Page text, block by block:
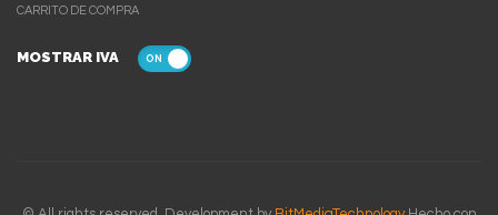
CARRITO DE COMPRA
MOSTRAR IVA